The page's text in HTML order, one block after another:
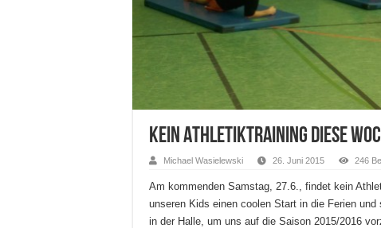
Kein Athletiktraining diese
Michael Wasielewski 26. Juni 2015 246
Am kommenden Samstag, 27.6., findet kein
unseren Kids einen coolen Start in die Ferien und
in der Halle, um uns auf die Saison 2015/2016